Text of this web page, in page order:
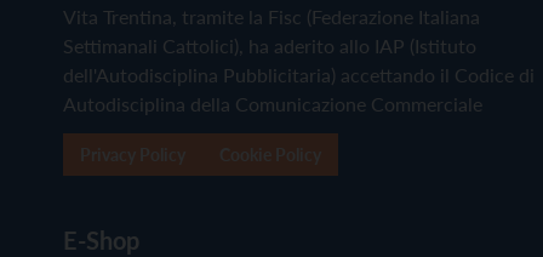
Vita Trentina, tramite la Fisc (Federazione Italiana
Settimanali Cattolici), ha aderito allo IAP (Istituto
dell'Autodisciplina Pubblicitaria) accettando il Codice di
Autodisciplina della Comunicazione Commerciale
E-Shop